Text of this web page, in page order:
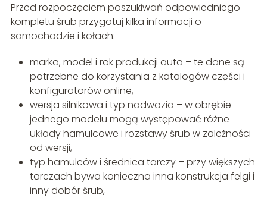
Przed rozpoczęciem poszukiwań odpowiedniego
kompletu śrub przygotuj kilka informacji o
samochodzie i kołach:
marka, model i rok produkcji auta – te dane są
potrzebne do korzystania z katalogów części i
konfiguratorów online,
wersja silnikowa i typ nadwozia – w obrębie
jednego modelu mogą występować różne
układy hamulcowe i rozstawy śrub w zależności
od wersji,
typ hamulców i średnica tarczy – przy większych
tarczach bywa konieczna inna konstrukcja felgi i
inny dobór śrub,